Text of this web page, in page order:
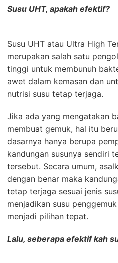
Susu UHT, apakah efektif?
Susu UHT atau Ultra High
merupakan salah satu
tinggi untuk membunuh
awet dalam kemasan dan
nutrisi susu tetap terjaga.
Jika ada yang mengatakan
membuat gemuk, hal itu
dasarnya hanya berupa
kandungan susunya sendiri
tersebut. Secara umum,
dengan benar maka
tetap terjaga sesuai jenis
menjadikan susu
menjadi pilihan tepat.
Lalu, seberapa efektif kah